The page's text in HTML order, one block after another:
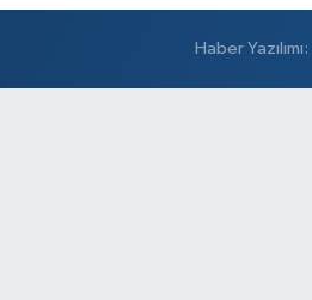
Haber Yazılımı: